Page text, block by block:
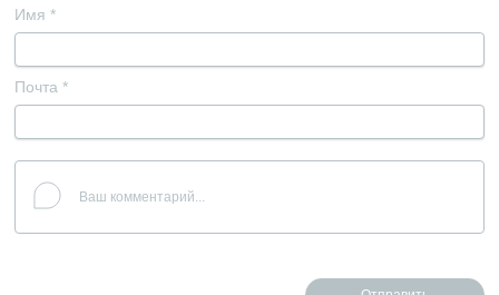
Имя *
Почта *